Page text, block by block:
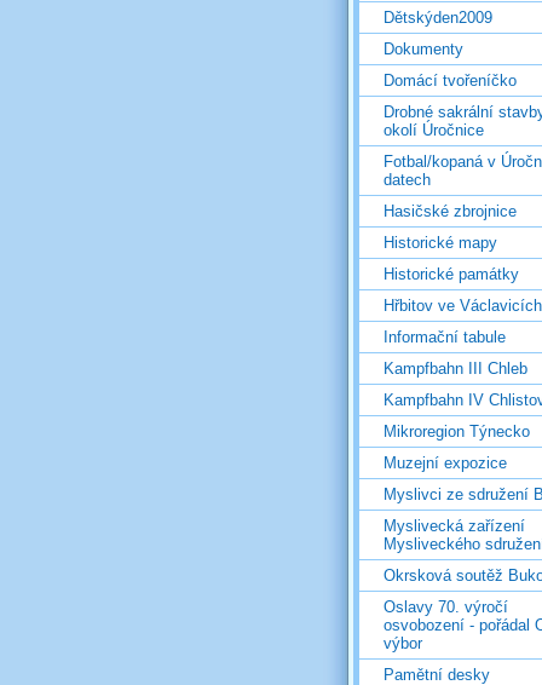
Dětskýden2009
Dokumenty
Domácí tvořeníčko
Drobné sakrální
okolí Úročnice
Fotbal/kopaná v
datech
Hasičské zbrojnice
Historické mapy
Historické památky
Hřbitov ve Václavicích
Informační tabule
Kampfbahn III Chleb
Kampfbahn IV
Mikroregion Týnecko
Muzejní expozice
Myslivci ze sdružení
Myslivecká zařízení
Mysliveckého
Okrsková soutěž
Oslavy 70. výročí
osvobození - pořádal
výbor
Pamětní desky